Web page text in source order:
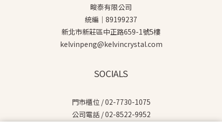
畯泰有限公司
統編｜89199237
新北市新莊區中正路659-1號5樓
kelvinpeng@kelvincrystal.com
SOCIALS
門市櫃位 / 02-7730-1075
公司電話 / 02-8522-9952